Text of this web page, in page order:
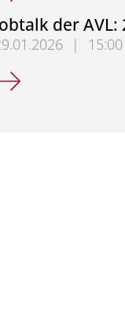
der AVL:
|
Jobtalk der AVL: